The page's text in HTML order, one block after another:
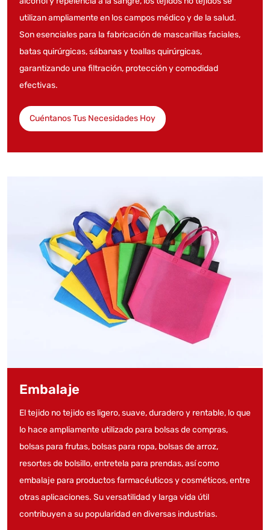
utilizan ampliamente en los campos médico y de la salud.
Son esenciales para la fabricación de mascarillas faciales,
batas quirúrgicas, sábanas y toallas quirúrgicas,
garantizando una filtración, protección y comodidad
efectivas.
Cuéntanos Tus Necesidades Hoy
Embalaje
El tejido no tejido es ligero, suave, duradero y rentable, lo que
lo hace ampliamente utilizado para bolsas de compras,
bolsas para frutas, bolsas para ropa, bolsas de arroz,
resortes de bolsillo, entretela para prendas, así como
embalaje para productos farmacéuticos y cosméticos, entre
otras aplicaciones. Su versatilidad y larga vida útil
contribuyen a su popularidad en diversas industrias.